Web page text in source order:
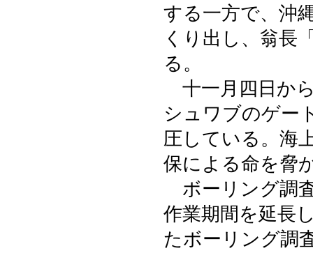
する一方で、沖
くり出し、翁長
る。
十一月四日か
シュワブのゲー
圧している。海
保による命を脅
ボーリング調
作業期間を延長
たボーリング調